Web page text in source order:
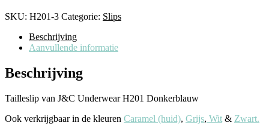
SKU: H201-3 Categorie: Slips
Beschrijving
Aanvullende informatie
Beschrijving
Tailleslip van J&C Underwear H201 Donkerblauw
Ook verkrijgbaar in de kleuren Caramel (huid), Grijs, Wit & Zwart.